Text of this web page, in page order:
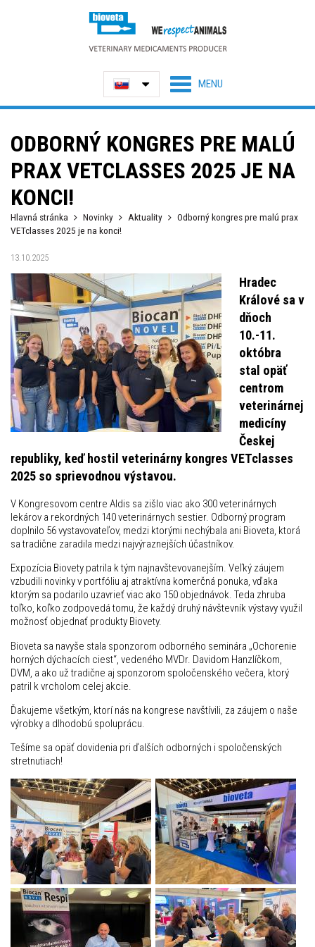
ODBORNÝ KONGRES PRE MALÚ
PRAX VETCLASSES 2025 JE NA
KONCI!
Hlavná stránka Novinky Aktuality
Odborný kongres pre malú prax
VETclasses 2025 je na konci!
13.10.2025
Hradec
Králové sa v
dňoch
10.-11.
októbra
stal opäť
centrom
veterinárnej
medicíny
Českej
republiky, keď hostil veterinárny kongres VETclasses
2025 so sprievodnou výstavou.
V Kongresovom centre Aldis sa zišlo viac ako 300 veterinárnych
lekárov a rekordných 140 veterinárnych sestier. Odborný program
doplnilo 56 vystavovateľov, medzi ktorými nechýbala ani Bioveta, ktorá
sa tradične zaradila medzi najvýraznejších účastníkov.
Expozícia Biovety patrila k tým najnavštevovanejším. Veľký záujem
vzbudili novinky v portfóliu aj atraktívna komerčná ponuka, vďaka
ktorým sa podarilo uzavrieť viac ako 150 objednávok. Teda zhruba
toľko, koľko zodpovedá tomu, že každý druhý návštevník výstavy využil
možnosť objednať produkty Biovety.
Bioveta sa navyše stala sponzorom odborného seminára „Ochorenie
horných dýchacích ciest“, vedeného MVDr. Davidom Hanzlíčkom,
DVM, a ako už tradične aj sponzorom spoločenského večera, ktorý
patril k vrcholom celej akcie.
Ďakujeme všetkým, ktorí nás na kongrese navštívili, za záujem o naše
výrobky a dlhodobú spoluprácu.
Tešíme sa opäť dovidenia pri ďalších odborných i spoločenských
stretnutiach!